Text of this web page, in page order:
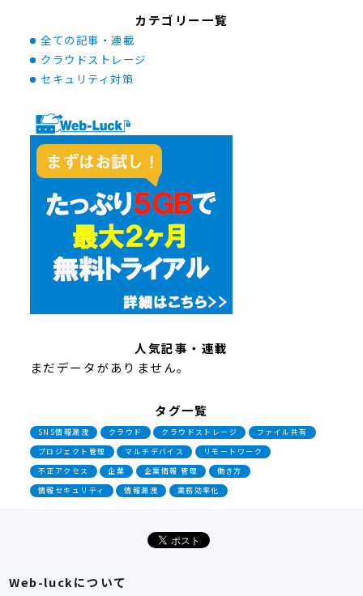
カテゴリー一覧
全ての記事・連載
クラウドストレージ
セキュリティ対策
人気記事・連載
まだデータがありません。
タグ一覧
SNS情報漏洩 クラウド クラウドストレージ
ファイル共有
プロジェクト管理
マルチデバイス
リモートワーク
不正アクセス
企業 企業情報 管理
働き方
情報セキュリティ
情報漏洩 業務効率化
Web-luckについて